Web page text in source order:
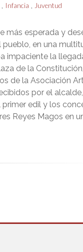
, Infancia ,Juventud
más esperada y
en una
impaciente la
de la Constitución,
de la Asociación
por el
edil y los
Reyes Magos en